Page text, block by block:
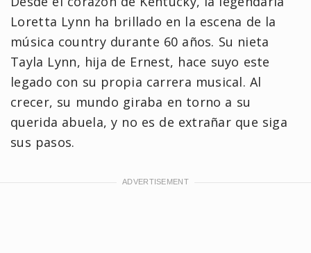
Loretta Lynn ha brillado en la escena de la
música country durante 60 años. Su nieta
Tayla Lynn, hija de Ernest, hace suyo este
legado con su propia carrera musical. Al
crecer, su mundo giraba en torno a su
querida abuela, y no es de extrañar que siga
sus pasos.